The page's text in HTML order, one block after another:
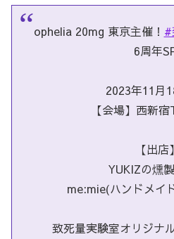
ophelia 20mg 東京主催！ #
6周年
2023年11月
【会場】西新
【出店】
YUKIZの燻
me:mie(ハンドメイ
致死量実験室オリジナ